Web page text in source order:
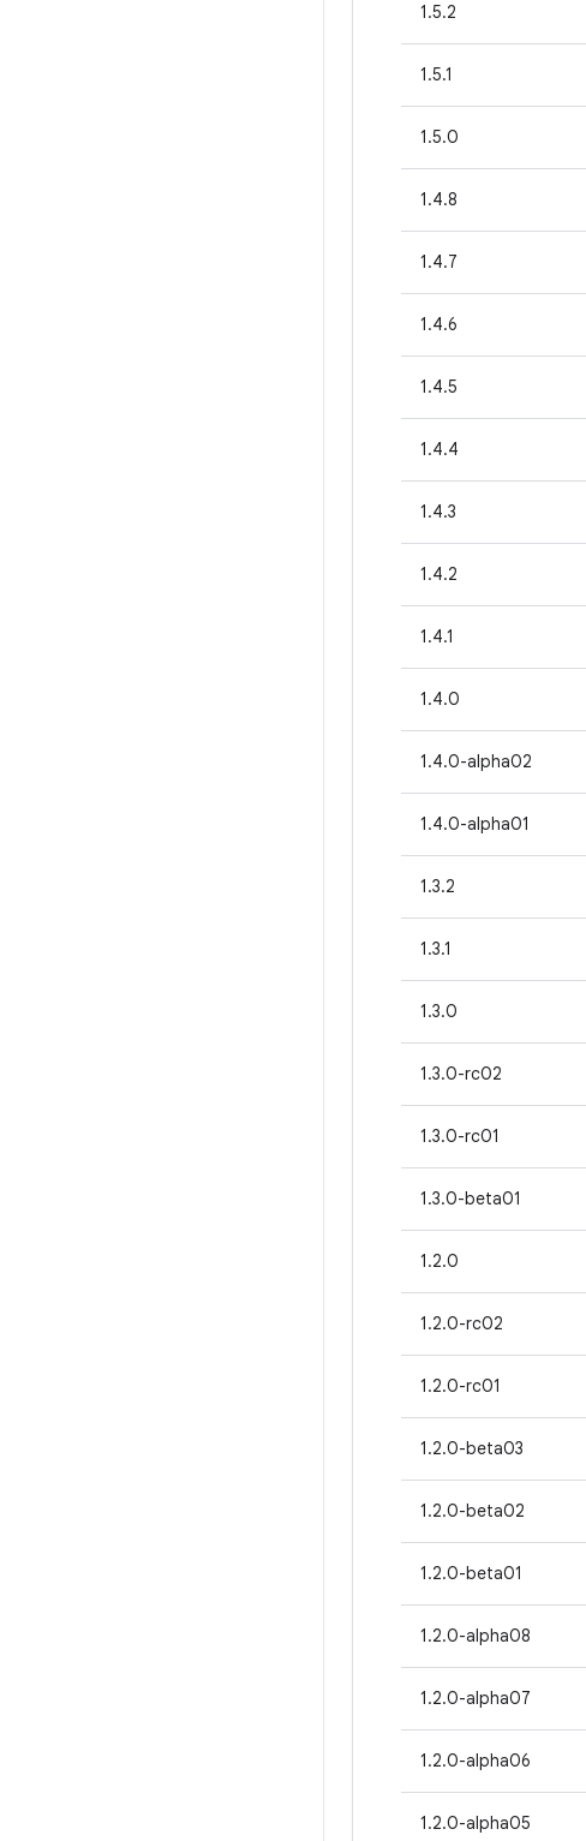
1.5.2
1.5.1
1.5.0
1.4.8
1.4.7
1.4.6
1.4.5
1.4.4
1.4.3
1.4.2
1.4.1
1.4.0
1.4.0-alpha02
1.4.0-alpha01
1.3.2
1.3.1
1.3.0
1.3.0-rc02
1.3.0-rc01
1.3.0-beta01
1.2.0
1.2.0-rc02
1.2.0-rc01
1.2.0-beta03
1.2.0-beta02
1.2.0-beta01
1.2.0-alpha08
1.2.0-alpha07
1.2.0-alpha06
1.2.0-alpha05